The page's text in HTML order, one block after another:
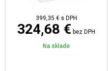
399,35 € s DPH
324,68 € bez DPH
Na sklade